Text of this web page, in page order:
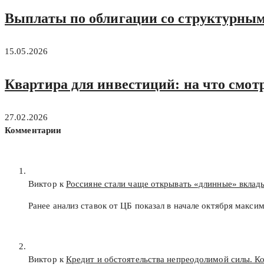
Выплаты по облигации со
15.05.2026
Квартира для инвестиций: на что
27.02.2026
Комментарии
Виктор к Россияне стали чаще открывать «длинные»
Ранее анализ ставок от ЦБ показал в начале октября
Виктор к Кредит и обстоятельства непреодолимой силы.